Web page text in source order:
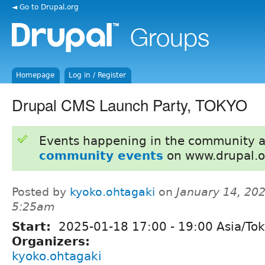
◄ Go to Drupal.org
Homepage Log in / Register
Drupal CMS Launch Party, TOKYO
Events happening in the community
community events on
Posted by kyoko.ohtagaki on January 14,
5:25am
Start: 2025-01-18 17:00 - 19:00 Asia/
Organizers:
kyoko.ohtagaki